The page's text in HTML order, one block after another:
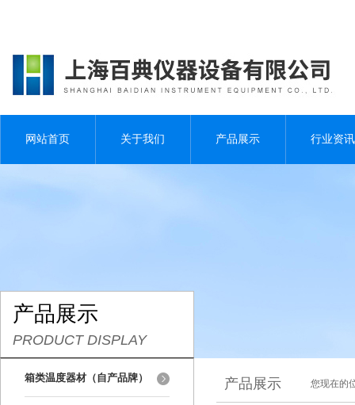
网站首页 关于我们 产品展示 行业资讯
产品展示
PRODUCT DISPLAY
箱类温度器材（自产品牌） 产品展示 您现在的